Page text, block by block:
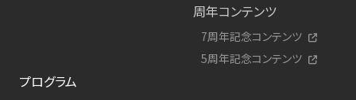
周年コンテンツ
7周年記念コンテンツ
5周年記念コンテンツ
プログラム